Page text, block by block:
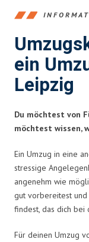
ein
Leipzig
Du möchtest von
möchtest wissen,
Ein Umzug in eine
stressige
angenehm wie
gut vorbereitest
findest, das dich bei
Für deinen Umzug